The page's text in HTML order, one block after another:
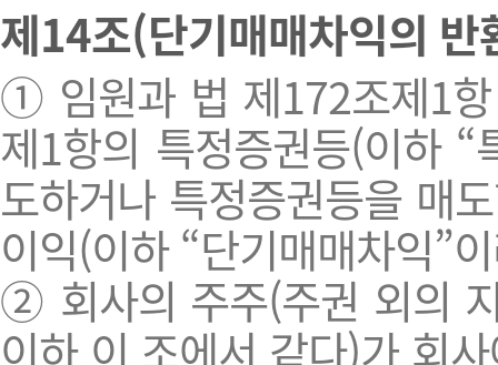
제14조(단기매매차익의 반
① 임원과 법 제172조제1
제1항의 특정증권등(이하
도하거나 특정증권등을 매
이익(이하 “단기매매차익”
② 회사의 주주(주권 외의
이하 이 조에서 같다)가 회